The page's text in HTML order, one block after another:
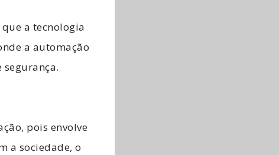
a tecnologia
a automação
segurança.
pois envolve
a sociedade, o